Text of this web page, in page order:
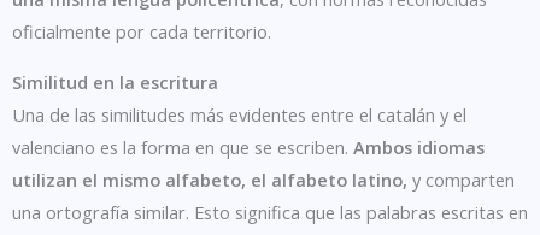
oficialmente por cada territorio.
Similitud en la escritura
Una de las similitudes más evidentes entre el catalán y el
valenciano es la forma en que se escriben. Ambos idiomas
utilizan el mismo alfabeto, el alfabeto latino, y comparten
una ortografía similar. Esto significa que las palabras escritas en